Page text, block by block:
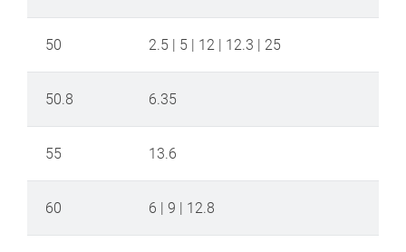
50 2.5 | 5 | 12 | 12.3 | 25
50.8 6.35
55 13.6
60 6 | 9 | 12.8